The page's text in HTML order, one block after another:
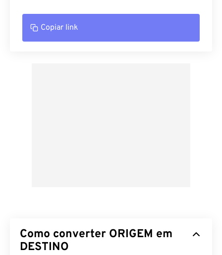
Copiar link
Como converter ORIGEM em
DESTINO